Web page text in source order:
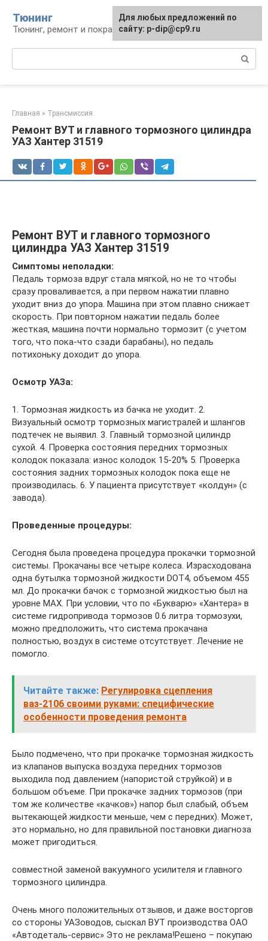
контенту
Тюнинг
Тюнинг, ремонт и покраска автомобиля
Главная » Трансмиссия
Ремонт ВУТ и главного тормозного цилиндра
УАЗ Хантер 31519
Ремонт ВУТ и главного тормозного
цилиндра УАЗ Хантер 31519
Симптомы неполадки:
Педаль тормоза вдруг стала мягкой, но не то чтобы
сразу проваливается, а при первом нажатии плавно
уходит вниз до упора. Машина при этом плавно снижает
скорость. При повторном нажатии педаль более
жесткая, машина почти нормально тормозит (с учетом
того, что пока-что сзади барабаны), но педаль
потихоньку доходит до упора.
Осмотр УАЗа:
1. Тормозная жидкость из бачка не уходит. 2.
Визуальный осмотр тормозных магистралей и шлангов
подтечек не выявил. 3. Главный тормозной цилиндр
сухой. 4. Проверка состояния передних тормозных
колодок показала: износ колодок 15-20% 5. Проверка
состояния задних тормозных колодок пока еще не
производилась. 6. У пациента присутствует «колдун» (с
завода).
Проведенные процедуры:
Сегодня была проведена процедура прокачки тормозной
системы. Прокачаны все четыре колеса. Израсходована
одна бутылка тормозной жидкости DOT4, объемом 455
мл. До прокачки бачок с тормозной жидкостью был на
уровне MAX. При условии, что по «Букварю» «Хантера» в
системе гидропривода тормозов 0.6 литра тормозухи,
можно предположить, что система прокачана
полностью, воздух в системе отсутствует. Лечение не
помогло.
Читайте также: Регулировка сцепления
ваз-2106 своими руками: специфические
особенности проведения ремонта
Было подмечено, что при прокачке тормозная жидкость
из клапанов выпуска воздуха передних тормозов
выходила под давлением (напористой струйкой) и в
большом объеме. При прокачке задних тормозов (при
том же количестве «качков») напор был слабый, объем
вытекающей жидкости меньше, чем с передних). Может,
это нормально, но для правильной постановки диагноза
может пригодиться.
совместной заменой вакуумного усилителя и главного
тормозного цилиндра.
Очень много положительных отзывов, и даже восторгов
со стороны УАЗоводов, сыскал ВУТ производства ОАО
«Автодеталь-сервис» Это не реклама!Решено – покупаю
Для любых предложений по
сайту: p-dip@cp9.ru